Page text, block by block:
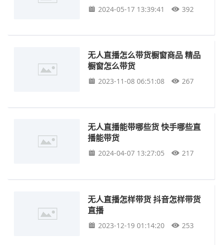
2024-05-17 13:39:41 392
无人直播怎么带货橱窗商品 精品
橱窗怎么带货
2023-11-08 06:51:08 267
无人直播能带哪些货 快手哪些直
播能带货
2024-04-07 13:27:05 217
无人直播怎样带货 抖音怎样带货
直播
2023-12-19 01:14:20 253